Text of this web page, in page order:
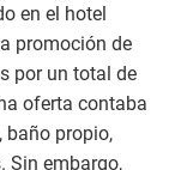
en el hotel
promoción de
por un total de
oferta contaba
baño propio,
Sin embargo,